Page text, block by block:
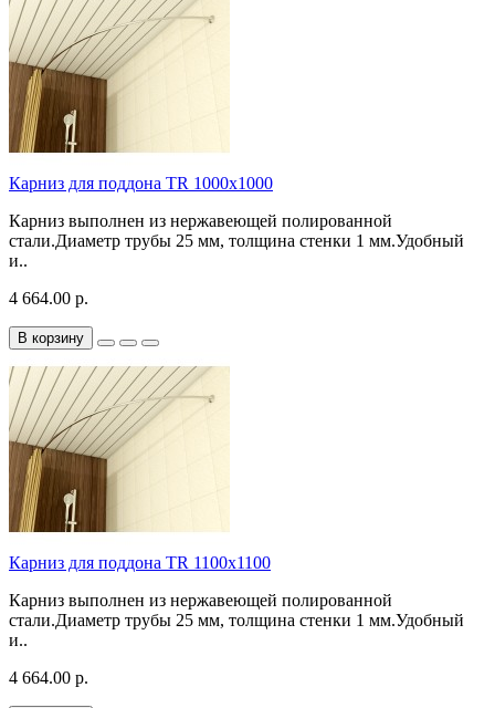
Карниз для поддона TR 1000х1000
Карниз выполнен из нержавеющей полированной
стали.Диаметр трубы 25 мм, толщина стенки 1 мм.Удобный
и..
4 664.00 р.
В корзину
Карниз для поддона TR 1100х1100
Карниз выполнен из нержавеющей полированной
стали.Диаметр трубы 25 мм, толщина стенки 1 мм.Удобный
и..
4 664.00 р.